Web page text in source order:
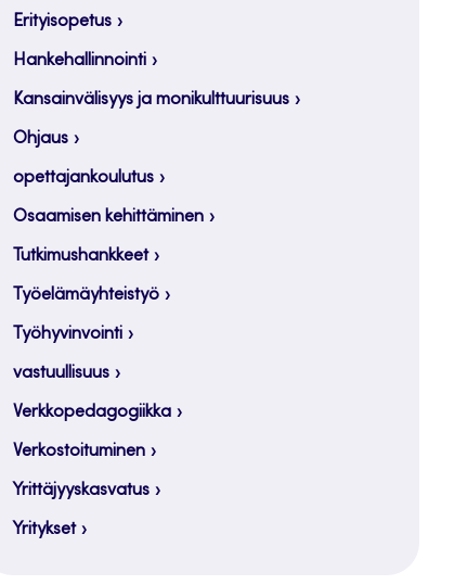
Erityisopetus
Hankehallinnointi
Kansainvälisyys ja monikulttuurisuus
Ohjaus
opettajankoulutus
Osaamisen kehittäminen
Tutkimushankkeet
Työelämäyhteistyö
Työhyvinvointi
vastuullisuus
Verkkopedagogiikka
Verkostoituminen
Yrittäjyyskasvatus
Yritykset